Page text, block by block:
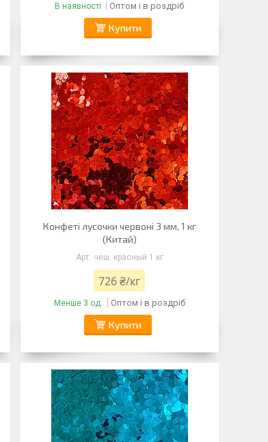
В наявності Оптом і в роздріб
Купити
Конфеті лусочки червоні 3 мм, 1 кг
(Китай)
чеш. красный 1 кг
726 ₴/кг
Менше 3 од. Оптом і в роздріб
Купити